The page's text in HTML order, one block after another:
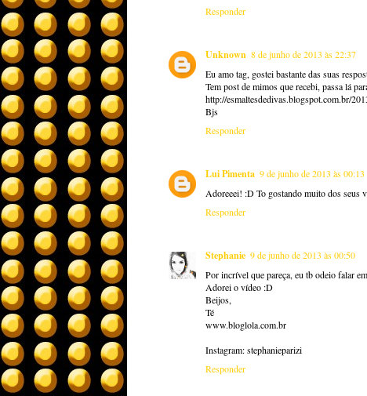
Responder
Unknown 8 de junho de 2013 às 22:37
Eu amo tag, gostei bastante das suas
Tem post de mimos que recebi, passa lá
http://esmaltesdedivas.blogspot.com.br/
Bjs
Responder
Lui Pimenta 9 de junho de 2013 às 00:13
Adoreeei! :D To gostando muito dos seus
Responder
Stephanie 9 de junho de 2013 às 00:50
Por incrível que pareça, eu tb odeio falar
Adorei o vídeo :D
Beijos,
Té
www.bloglola.com.br
Instagram: stephanieparizi
Responder